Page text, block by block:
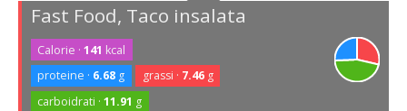
Fast Food, Taco insalata
Calorie ·141 kcal
proteine · 6.68 g grassi · 7.46g
carboidrati ·11.91 g